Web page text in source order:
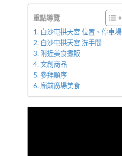
重點導覽
白沙屯拱天宮 位置、停車場
白沙屯拱天宮 洗手間
附近美食攤販
文創商品
參拜順序
廟前廣場美食